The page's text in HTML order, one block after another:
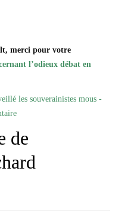
merci pour votre
l’odieux débat en
les souverainistes mous -
de